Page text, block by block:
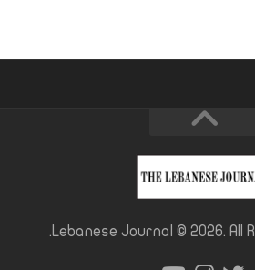
Lebanese Journal © 2026. All